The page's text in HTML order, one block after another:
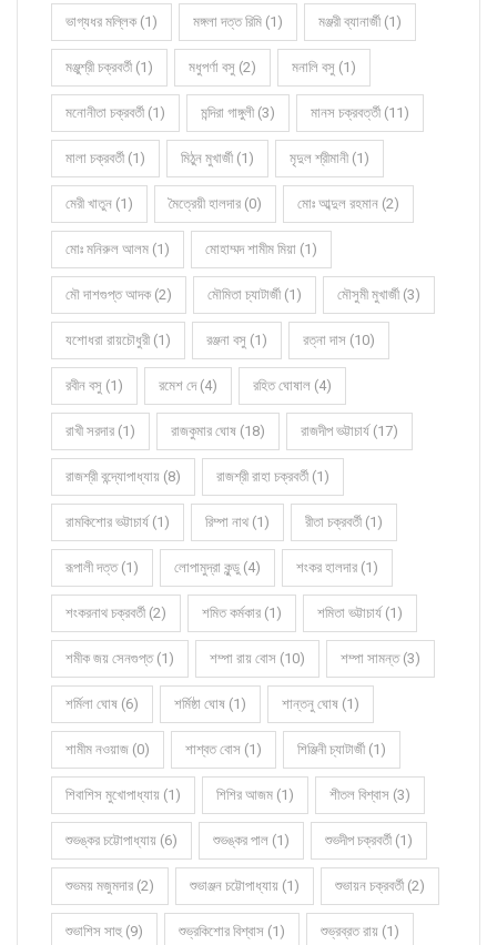
ভাগ্যধর মল্লিক (1) মঙ্গলা দত্ত রিমি (1) মঞ্জরী ব্যানার্জী (1)
মঞ্জুশ্রী চক্রবর্তী (1) মধুপর্ণা বসু (2) মনালি বসু (1)
মনোনীতা চক্রবর্তী (1) মন্দিরা গাঙ্গুলী (3) মানস চক্রবর্ত্তী (11)
মালা চক্রবর্তী (1) মিঠুন মুখার্জী (1) মৃদুল শ্রীমানী (1)
মেরী খাতুন (1) মৈত্রেয়ী হালদার (0) মোঃ আব্দুল রহমান (2)
মোঃ মনিরুল আলম (1) মোহাম্মদ শামীম মিয়া (1)
মৌ দাশগুপ্ত আদক (2) মৌমিতা চ্যাটার্জী (1) মৌসুমী মুখার্জী (3)
যশোধরা রায়চৌধুরী (1) রঞ্জনা বসু (1) রত্না দাস (10)
রবীন বসু (1) রমেশ দে (4) রহিত ঘোষাল (4)
রাখী সরদার (1) রাজকুমার ঘোষ (18) রাজদীপ ভট্টাচার্য (17)
রাজশ্রী বন্দ্যোপাধ্যায় (8) রাজশ্রী রাহা চক্রবর্তী (1)
রামকিশোর ভট্টাচার্য (1) রিম্পা নাথ (1) রীতা চক্রবর্তী (1)
রূপালী দত্ত (1) লোপামুদ্রা কুন্ডু (4) শংকর হালদার (1)
শংকরনাথ চক্রবর্তী (2) শমিত কর্মকার (1) শমিতা ভট্টাচার্য (1)
শমীক জয় সেনগুপ্ত (1) শম্পা রায় বোস (10) শম্পা সামন্ত (3)
শর্মিলা ঘোষ (6) শর্মিষ্ঠা ঘোষ (1) শান্তনু ঘোষ (1)
শামীম নওয়াজ (0) শাশ্বত বোস (1) শিঞ্জিনী চ্যাটার্জী (1)
শিবাশিস মুখোপাধ্যায় (1) শিশির আজম (1) শীতল বিশ্বাস (3)
শুভঙ্কর চট্টোপাধ্যায় (6) শুভঙ্কর পাল (1) শুভদীপ চক্রবর্তী (1)
শুভময় মজুমদার (2) শুভাঞ্জন চট্টোপাধ্যায় (1) শুভায়ন চক্রবর্তী (2)
শুভাশিস সাহু (9) শুভ্রকিশোর বিশ্বাস (1) শুভ্রব্রত রায় (1)